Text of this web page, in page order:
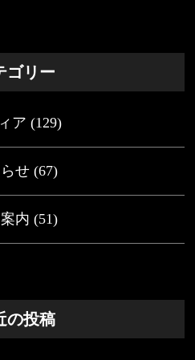
ゴリー
ア (129)
せ (67)
内 (51)
の投稿